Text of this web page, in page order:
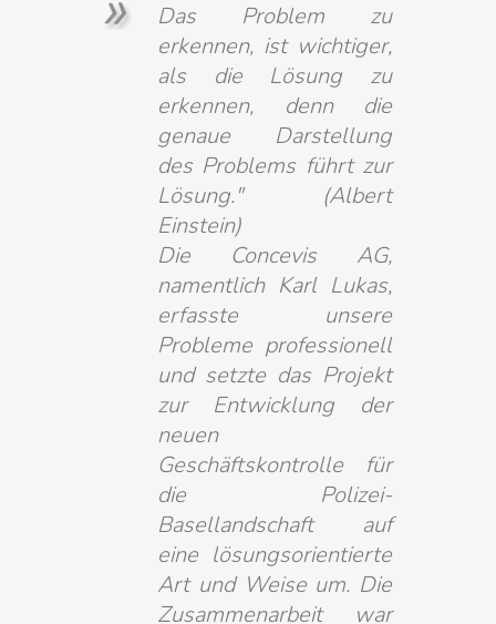
Das Problem zu
erkennen, ist wichtiger,
als die Lösung zu
erkennen, denn die
genaue Darstellung
des Problems führt zur
Lösung." (Albert
Einstein)
Die Concevis AG,
namentlich Karl Lukas,
erfasste unsere
Probleme professionell
und setzte das Projekt
zur Entwicklung der
neuen
Geschäftskontrolle für
die Polizei-
Basellandschaft auf
eine lösungsorientierte
Art und Weise um. Die
Zusammenarbeit war